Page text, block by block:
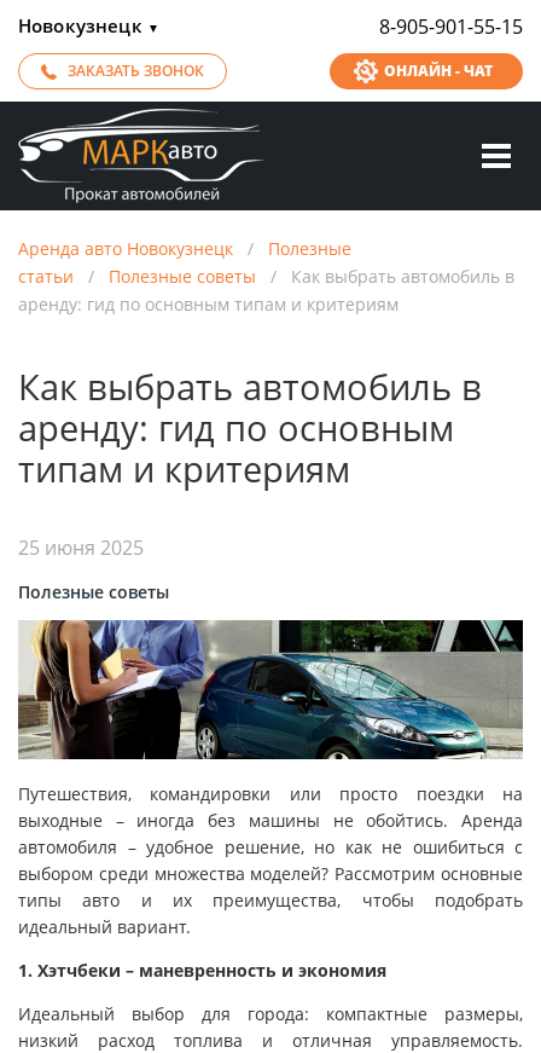
Новокузнецк ▼ 8-905-901-55-15
ЗАКАЗАТЬ ЗВОНОК ОНЛАЙН - ЧАТ
Аренда авто Новокузнецк / Полезные
статьи / Полезные советы / Как выбрать автомобиль в
аренду: гид по основным типам и критериям
Как выбрать автомобиль в
аренду: гид по основным
типам и критериям
25 июня 2025
Полезные советы
Путешествия, командировки или просто поездки на
выходные – иногда без машины не обойтись. Аренда
автомобиля – удобное решение, но как не ошибиться с
выбором среди множества моделей? Рассмотрим основные
типы авто и их преимущества, чтобы подобрать
идеальный вариант.
1. Хэтчбеки – маневренность и экономия
Идеальный выбор для города: компактные размеры,
низкий расход топлива и отличная управляемость.